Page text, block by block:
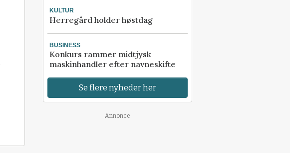
KULTUR
Herregård holder høstdag
BUSINESS
Konkurs rammer midtjysk
maskinhandler efter navneskifte
Se flere nyheder her
Annonce